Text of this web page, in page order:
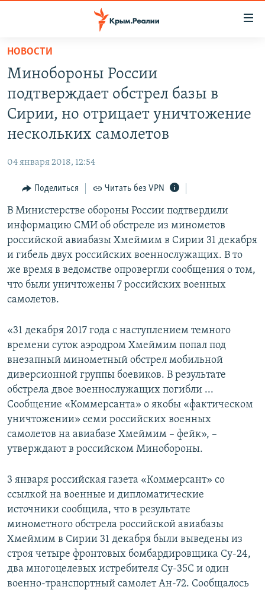
Вернуться
основному
содержанию
Вернутся
главной
Вернутся
поиску
НОВОСТИ
СПЕЦПРОЕКТЫ
ВОДА
ИНТЕРАКТИВ
ИНФОГРАФИКА
ТЕЛЕПРОЕКТ КРЫМ.РЕАЛИИ
СОВЕТЫ ПРАВОЗАЩИТНИКОВ
ПРОПАВШИЕ БЕЗ ВЕСТИ
ПОБЕДИТЕЛЕЙ НЕ СУДЯТ?
КРЫМ.НЕПОКОРЕННЫЙ
УКРАИНСКАЯ ПРОБЛЕМА КРЫМА
РАДІО СВОБОДА
КАК ОБОЙТИ БЛОКИРОВКУ
Українською
Qırımtatar
ПРИСОЕДИНЯЙТЕСЬ!
Все сайты RFE/RL
НОВОСТИ
Минобороны России
подтверждает обстрел базы в
Сирии, но отрицает уничтожение
нескольких самолетов
04 января 2018, 12:54
Поделиться Читать без VPN
В Министерстве обороны России подтвердили
информацию СМИ об обстреле из минометов
российской авиабазы Хмеймим в Сирии 31 декабря
и гибель двух российских военнослужащих. В то
же время в ведомстве опровергли сообщения о том,
что были уничтожены 7 российских военных
самолетов.
«31 декабря 2017 года с наступлением темного
времени суток аэродром Хмеймим попал под
внезапный минометный обстрел мобильной
диверсионной группы боевиков. В результате
обстрела двое военнослужащих погибли ...
Сообщение «Коммерсанта» о якобы «фактическом
уничтожении» семи российских военных
самолетов на авиабазе Хмеймим – фейк», –
утверждают в российском Минобороны.
3 января российская газета «Коммерсант» со
ссылкой на военные и дипломатические
источники сообщила, что в результате
минометного обстрела российской авиабазы
Хмеймим в Сирии 31 декабря были выведены из
строя четыре фронтовых бомбардировщика Су-24,
два многоцелевых истребителя Су-35С и один
военно-транспортный самолет Ан-72. Сообщалось